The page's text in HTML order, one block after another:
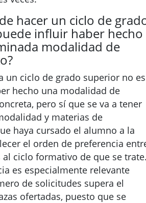
hacer un ciclo de
influir haber hecho
modalidad de
un ciclo de grado superior no es
hecho una modalidad de
pero sí que se va a tener
y materias de
haya cursado el alumno a la
el orden de preferencia
al ciclo formativo de que se
es especialmente relevante
de solicitudes supera el
ofertadas, puesto que se